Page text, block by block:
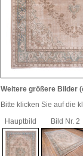
Weitere größere Bilder
Bitte klicken Sie auf die
Hauptbild
Bild Nr. 2